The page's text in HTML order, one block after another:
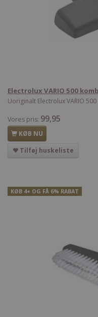
Electrolux VARIO 500
Uoriginalt Electrolux VARIO
Vores pris: 99,95
KØB NU
Tilføj huskeliste
KØB 4+ OG FÅ 6% RABAT